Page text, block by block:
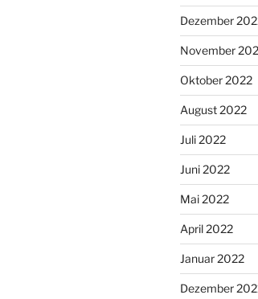
Dezember
November
Oktober 2022
August 2022
Juli 2022
Juni 2022
Mai 2022
April 2022
Januar 2022
Dezember